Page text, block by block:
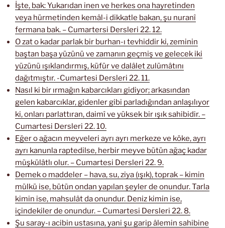
İşte, bak: Yukarıdan inen ve herkes ona hayretinden
veya hürmetinden kemâl-i dikkatle bakan, şu nuranî
fermana bak. – Cumartersi Dersleri 22. 12.
O zat o kadar parlak bir burhan-ı tevhiddir ki, zeminin
baştan başa yüzünü ve zamanın geçmiş ve gelecek iki
yüzünü ışıklandırmış, küfür ve dalâlet zulümâtını
dağıtmıştır. -Cumartesi Dersleri 22. 11.
Nasıl ki bir ırmağın kabarcıkları gidiyor; arkasından
gelen kabarcıklar, gidenler gibi parladığından anlaşılıyor
ki, onları parlattıran, daimî ve yüksek bir ışık sahibidir. –
Cumartesi Dersleri 22. 10.
Eğer o ağacın meyveleri ayrı ayrı merkeze ve köke, ayrı
ayrı kanunla raptedilse, herbir meyve bütün ağaç kadar
müşkülâtlı olur. – Cumartesi Dersleri 22. 9.
Demek o maddeler – hava, su, ziya (ışık), toprak – kimin
mülkü ise, bütün ondan yapılan şeyler de onundur. Tarla
kimin ise, mahsulât da onundur. Deniz kimin ise,
içindekiler de onundur. – Cumartesi Dersleri 22. 8.
Şu saray-ı acibin ustasına, yani şu garip âlemin sahibine